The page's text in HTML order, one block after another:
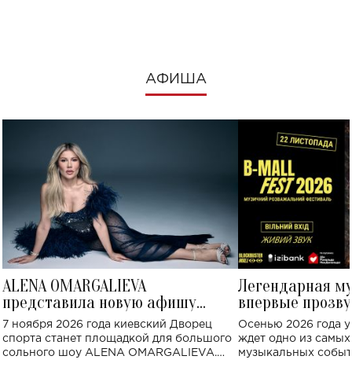
АФИША
ALENA OMARGALIEVA
представила новую афишу
большого концерта во Дворце
спорта
7 ноября 2026 года киевский Дворец
спорта станет площадкой для большого
сольного шоу ALENA OMARGALIEVA.
Легендарная
впервые
Украине: где
Осенью 2026 года
ждет одно из
музыкальных